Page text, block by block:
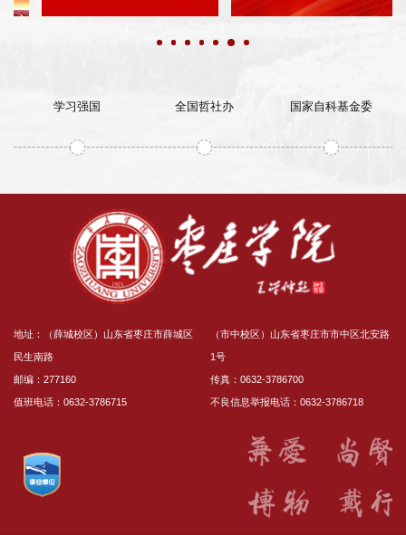
学习强国 全国哲社办 国家自科基金委
地址：（薛城校区）山东省枣庄市薛城区
民生南路
邮编：277160
值班电话：0632-3786715
（市中校区）山东省枣庄市市中区北安路
1号
传真：0632-3786700
不良信息举报电话：0632-3786718